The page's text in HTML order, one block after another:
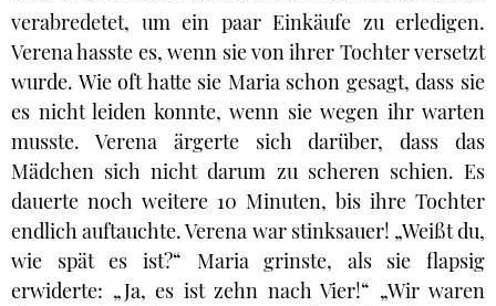
verabredetet, um ein paar Einkäufe zu erledigen.
Verena hasste es, wenn sie von ihrer Tochter versetzt
wurde. Wie oft hatte sie Maria schon gesagt, dass sie
es nicht leiden konnte, wenn sie wegen ihr warten
musste. Verena ärgerte sich darüber, dass das
Mädchen sich nicht darum zu scheren schien. Es
dauerte noch weitere 10 Minuten, bis ihre Tochter
endlich auftauchte. Verena war stinksauer! „Weißt du,
wie spät es ist?“ Maria grinste, als sie flapsig
erwiderte: „Ja, es ist zehn nach Vier!“ „Wir waren